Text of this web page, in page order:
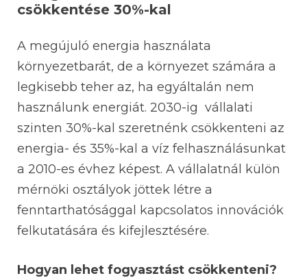
csökkentése 30%-kal
A megújuló energia használata
környezetbarát, de a környezet számára a
legkisebb teher az, ha egyáltalán nem
használunk energiát. 2030-ig vállalati
szinten 30%-kal szeretnénk csökkenteni az
energia- és 35%-kal a víz felhasználásunkat
a 2010-es évhez képest. A vállalatnál külön
mérnöki osztályok jöttek létre a
fenntarthatósággal kapcsolatos innovációk
felkutatására és kifejlesztésére.
Hogyan lehet fogyasztást csökkenteni?